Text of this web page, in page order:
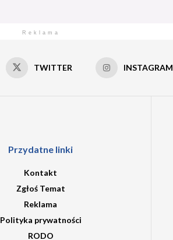
Reklama
TWITTER INSTAGRAM
Przydatne linki
Kontakt
Zgłoś Temat
Reklama
Polityka prywatności
RODO